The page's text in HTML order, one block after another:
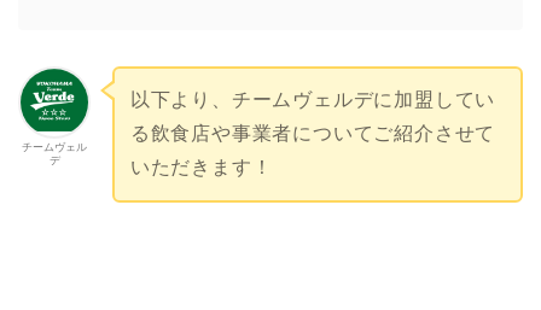
チームヴェル
デ
以下より、チームヴェルデに加盟してい
る飲食店や事業者についてご紹介させて
いただきます！